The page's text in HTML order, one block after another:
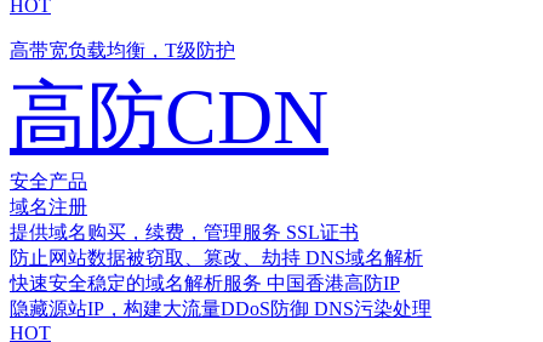
HOT
高带宽负载均衡，T级防护
高防CDN
安全产品
域名注册
提供域名购买，续费，管理服务 SSL证书
防止网站数据被窃取、篡改、劫持 DNS域名解析
快速安全稳定的域名解析服务 中国香港高防IP
隐藏源站IP，构建大流量DDoS防御 DNS污染处理
HOT